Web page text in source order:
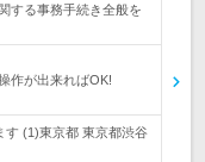
する事務手続き全般を
作が出来ればOK!
す (1)東京都 東京都渋谷